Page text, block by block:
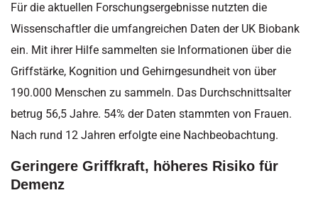
Für die aktuellen Forschungsergebnisse nutzten die
Wissenschaftler die umfangreichen Daten der UK Biobank
ein. Mit ihrer Hilfe sammelten sie Informationen über die
Griffstärke, Kognition und Gehirngesundheit von über
190.000 Menschen zu sammeln. Das Durchschnittsalter
betrug 56,5 Jahre. 54% der Daten stammten von Frauen.
Nach rund 12 Jahren erfolgte eine Nachbeobachtung.
Geringere Griffkraft, höheres Risiko für
Demenz